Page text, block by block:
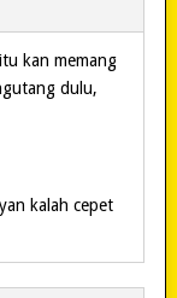
kan memang
dulu,
kalah cepet